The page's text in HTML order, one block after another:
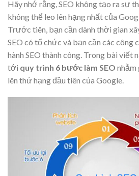
Hãy nhớ rằng, SEO không tạo ra sự
không thể leo lên hạng nhất của
Trước tiên, bạn cần dành thời gian
SEO có tổ chức và bạn cần các công
hành SEO thành công. Trong bài viết
tới quy trình 6 bước làm SEO nhằm
lên thứ hạng đầu tiên của Google.